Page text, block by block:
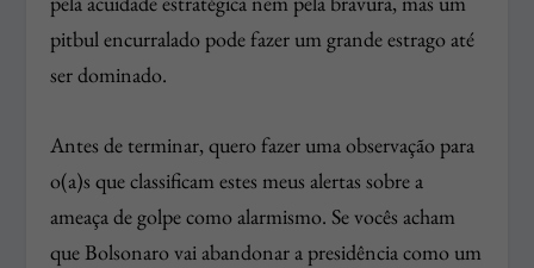
pitbul encurralado pode fazer um grande estrago até
ser dominado.
Antes de terminar, quero fazer uma observação para
o(a)s que classificam estes meus alertas sobre a
ameaça de golpe como alarmismo. Se vocês acham
que Bolsonaro vai abandonar a presidência como um